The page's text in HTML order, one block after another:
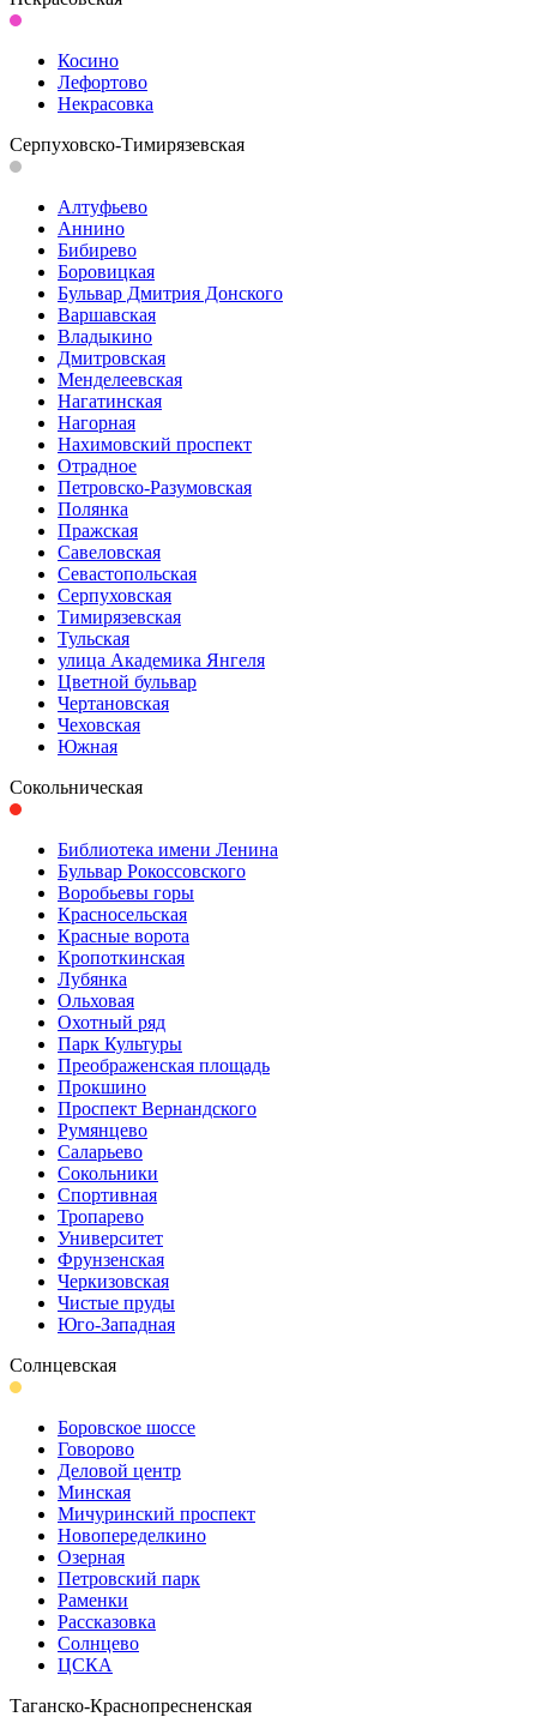
Косино
Лефортово
Некрасовка
Серпуховско-Тимирязевская
Алтуфьево
Аннино
Бибирево
Боровицкая
Бульвар Дмитрия Донского
Варшавская
Владыкино
Дмитровская
Менделеевская
Нагатинская
Нагорная
Нахимовский проспект
Отрадное
Петровско-Разумовская
Полянка
Пражская
Савеловская
Севастопольская
Серпуховская
Тимирязевская
Тульская
улица Академика Янгеля
Цветной бульвар
Чертановская
Чеховская
Южная
Сокольническая
Библиотека имени Ленина
Бульвар Рокоссовского
Воробьевы горы
Красно­сельская
Красные ворота
Кропоткинс­кая
Лубянка
Ольховая
Охотный ряд
Парк Культуры
Преобра­женская площадь
Прокшино
Проспект Вернандского
Румянцево
Саларьево
Сокольники
Спортивная
Тропарево
Университет
Фрунзенская
Черкизовская
Чистые пруды
Юго-Западная
Солнцевская
Боровское шоссе
Говорово
Деловой центр
Минская
Мичуринский проспект
Новопеределкино
Озерная
Петровский парк
Раменки
Рассказовка
Солнцево
ЦСКА
Таганско-Краснопресненская